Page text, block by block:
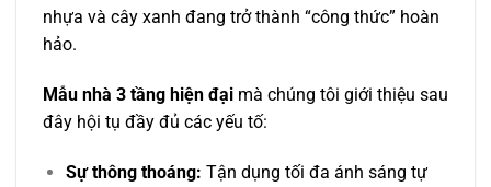
nhựa và cây xanh đang trở thành “công thức” hoàn
hảo.
Mẫu nhà 3 tầng hiện đại mà chúng tôi giới thiệu sau
đây hội tụ đầy đủ các yếu tố:
Sự thông thoáng: Tận dụng tối đa ánh sáng tự